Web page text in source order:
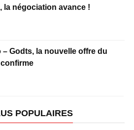
la négociation avance !
– Godts, la nouvelle offre du
confirme
POPULAIRES